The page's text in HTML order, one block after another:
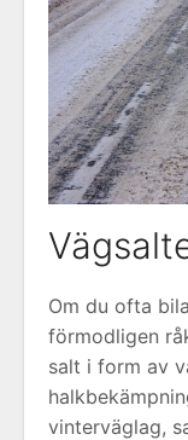
Om du ofta
förmodligen
salt i form av
vinterväglag,